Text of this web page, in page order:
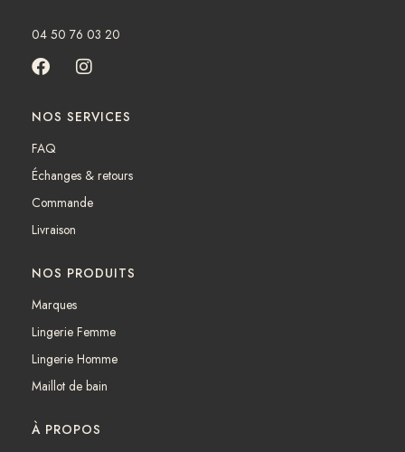
04 50 76 03 20
F
e
b
o
k
I
t
r
a
NOS SERVICES
FAQ
Échanges & retours
Commande
Livraison
NOS PRODUITS
Marques
Lingerie Femme
Lingerie Homme
Maillot de bain
À PROPOS